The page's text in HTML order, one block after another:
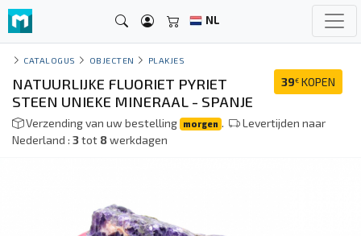
NL
CATALOGUS OBJECTEN PLAKJES
39€ KOPEN
NATUURLIJKE FLUORIET PYRIET
STEEN UNIEKE MINERAAL - SPANJE
Verzending van uw bestelling morgen .
Levertijden naar
Nederland : 3tot 8werkdagen